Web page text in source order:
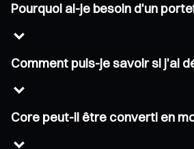
Pourquoi ai-je besoin d'un
Comment puis-je savoir si j'ai
Core peut-il être converti en